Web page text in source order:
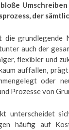
der
grundlegende
auch der
flexibler und
auffallen,
oder
Prozesse von
unterscheidet
häufig auf